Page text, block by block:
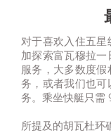
对于喜欢入住五星
加探索富瓦穆拉
服务，大多数度
务，或者我们也可
务。乘坐快艇只需
所提及的胡瓦杜环